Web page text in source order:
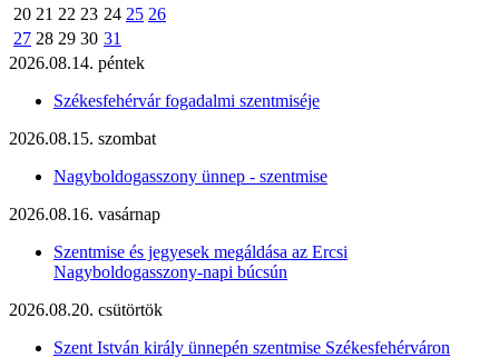
20 21 22 23 24 25 26
27 28 29 30 31
2026.08.14. péntek
Székesfehérvár fogadalmi szentmiséje
2026.08.15. szombat
Nagyboldogasszony ünnep - szentmise
2026.08.16. vasárnap
Szentmise és jegyesek megáldása az Ercsi
Nagyboldogasszony-napi búcsún
2026.08.20. csütörtök
Szent István király ünnepén szentmise Székesfehérváron